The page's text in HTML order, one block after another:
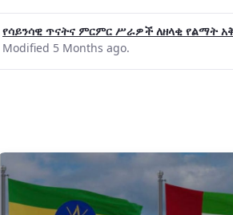
የሳይንሳዊ ጥናትና ምርምር ሥራዎች ለዘላቂ
Modified 5 Months ago.